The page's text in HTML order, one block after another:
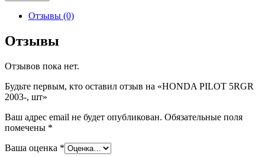
товара
HONDA
5RGR
2003-,
Отзывы (0)
Отзывы
Отзывов пока нет.
Будьте первым, кто оставил отзыв на «HONDA PILOT 5RGR
2003-, шт»
Ваш адрес email не будет опубликован. Обязательные поля
помечены *
Ваша оценка *